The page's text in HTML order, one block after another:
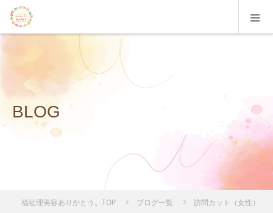
BLOG
福祉理美容ありがとう。TOP ブログ一覧
訪問カット（女性）